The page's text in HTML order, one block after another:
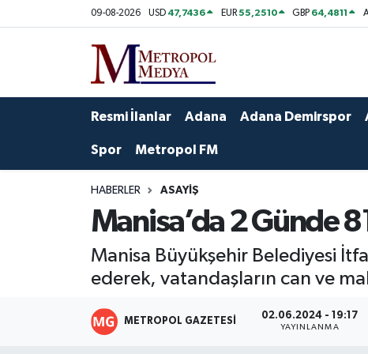
09-08-2026 USD 47,7436 EUR55,2510 GBP 64,4811
Resmi İlanlar Adana Adana Demirspor
Spor Metropol FM
HABERLER ASAYIŞ
Manisa’da 2 Günde
Manisa Büyükşehir Belediyesi
ederek, vatandaşların can ve
METROPOL GAZETESI 02.06.2024 - 19:17
YAYINLANMA
Ekonomi
Özel Haberler
Yerel Yönetim
Yazarlar
Foto Galeri
Seyhan Nöbetçi Eczaneler
Seyhan Hava Durumu
Tüm Manşetler
Son Dakika Haberleri